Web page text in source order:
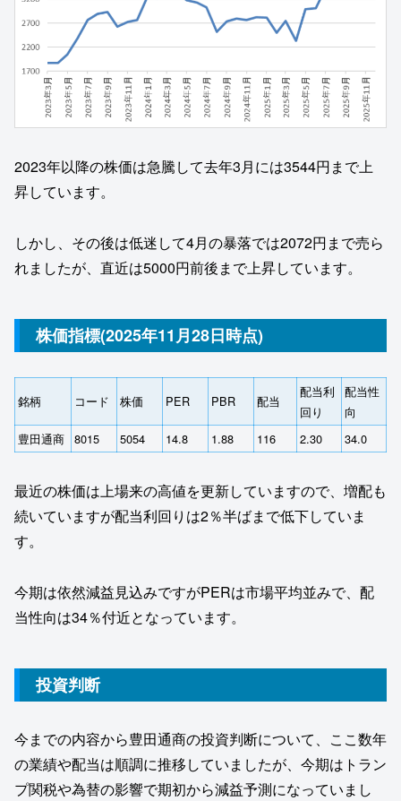
2023年以降の株価は急騰して去年3月には3544円まで上
昇しています。
しかし、その後は低迷して4月の暴落では2072円まで売ら
れましたが、直近は5000円前後まで上昇しています。
株価指標(2025年11月28日時点)
銘柄 コード 株価 PER PBR 配当
配当利
回り
配当性
向
豊田通商 8015 5054 14.8 1.88 116 2.30 34.0
最近の株価は上場来の高値を更新していますので、増配も
続いていますが配当利回りは2％半ばまで低下していま
す。
今期は依然減益見込みですがPERは市場平均並みで、配
当性向は34％付近となっています。
投資判断
今までの内容から豊田通商の投資判断について、ここ数年
の業績や配当は順調に推移していましたが、今期はトラン
プ関税や為替の影響で期初から減益予測になっていまし